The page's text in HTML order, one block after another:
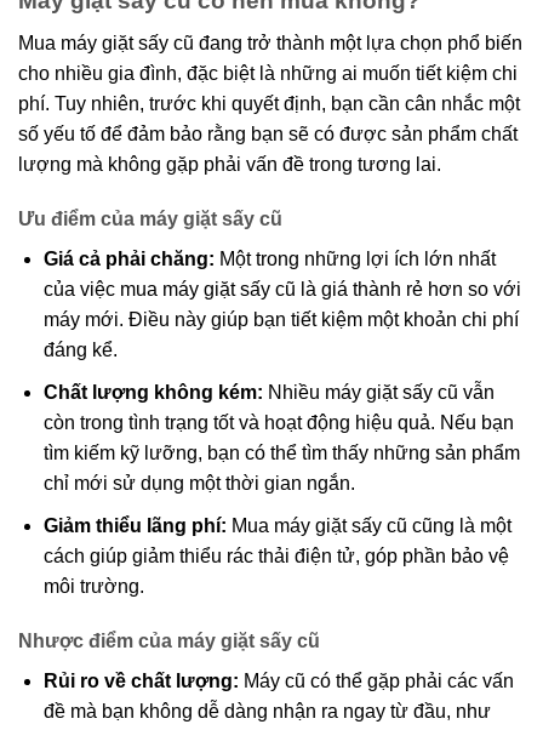
Mua máy giặt sấy cũ đang trở thành một lựa chọn phổ biến
cho nhiều gia đình, đặc biệt là những ai muốn tiết kiệm chi
phí. Tuy nhiên, trước khi quyết định, bạn cần cân nhắc một
số yếu tố để đảm bảo rằng bạn sẽ có được sản phẩm chất
lượng mà không gặp phải vấn đề trong tương lai.
Ưu điểm của máy giặt sấy cũ
Giá cả phải chăng: Một trong những lợi ích lớn nhất
của việc mua máy giặt sấy cũ là giá thành rẻ hơn so với
máy mới. Điều này giúp bạn tiết kiệm một khoản chi phí
đáng kể.
Chất lượng không kém: Nhiều máy giặt sấy cũ vẫn
còn trong tình trạng tốt và hoạt động hiệu quả. Nếu bạn
tìm kiếm kỹ lưỡng, bạn có thể tìm thấy những sản phẩm
chỉ mới sử dụng một thời gian ngắn.
Giảm thiểu lãng phí: Mua máy giặt sấy cũ cũng là một
cách giúp giảm thiểu rác thải điện tử, góp phần bảo vệ
môi trường.
Nhược điểm của máy giặt sấy cũ
Rủi ro về chất lượng: Máy cũ có thể gặp phải các vấn
đề mà bạn không dễ dàng nhận ra ngay từ đầu, như